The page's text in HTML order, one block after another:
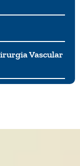
Vascular